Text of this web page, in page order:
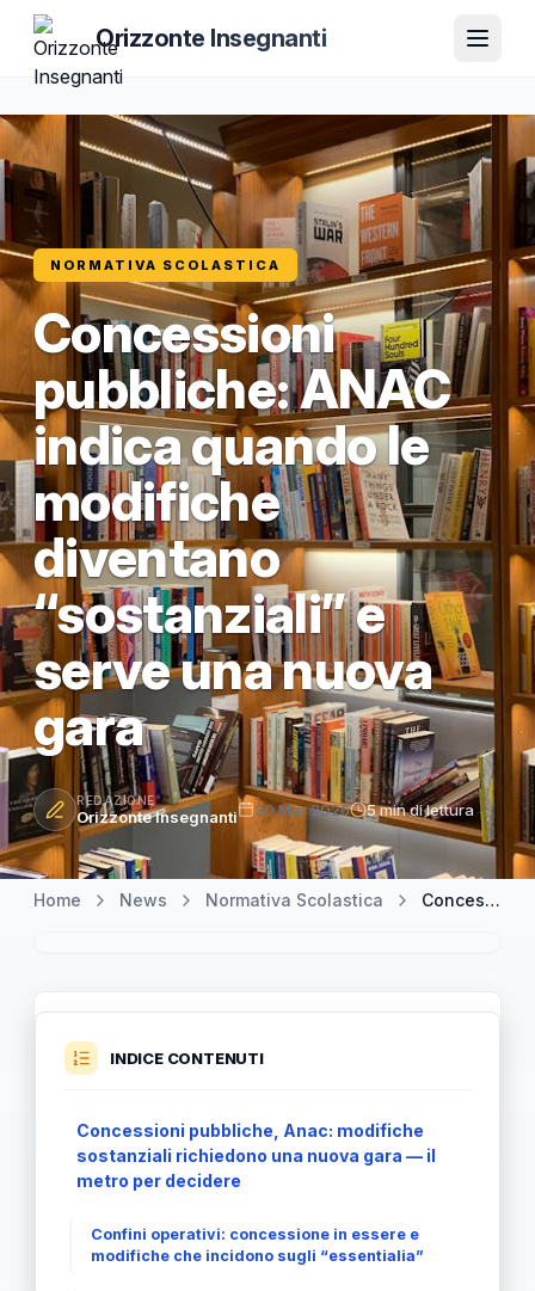
Orizzonte Insegnanti
NORMATIVA SCOLASTICA
Concessioni
pubbliche: ANAC
indica quando le
modifiche
diventano
“sostanziali” e
serve una nuova
gara
REDAZIONE
Orizzonte Insegnanti 30 Mar 2026 5 min di lettura
Home News Normativa Scolastica Concessioni pubbliche: ANAC indica quando le modifiche diventano “sostanziali” e serve una nuova gara
INDICE CONTENUTI
Concessioni pubbliche, Anac: modifiche
sostanziali richiedono una nuova gara — il
metro per decidere
Confini operativi: concessione in essere e
modifiche che incidono sugli “essentialia”